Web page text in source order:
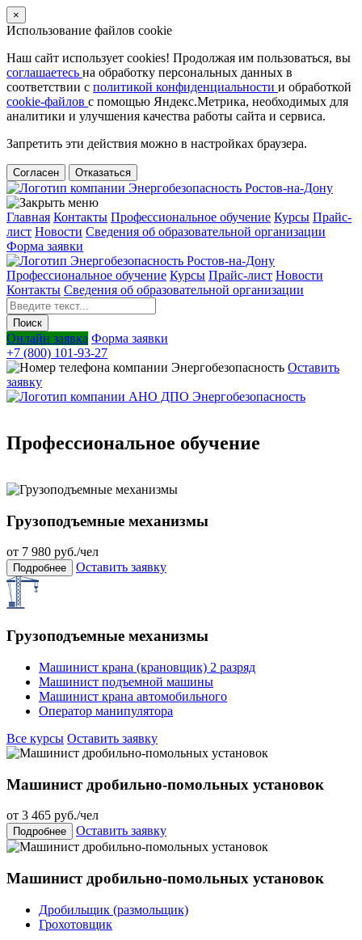
×
Использование файлов cookie
Наш сайт использует cookies! Продолжая им пользоваться, вы
соглашаетесь на обработку персональных данных в
соответствии с политикой конфиденциальности и обработкой
cookie-файлов с помощью Яндекс.Метрика, необходимых для
аналитики и улучшения качества работы сайта и сервиса.
Запретить эти действия можно в настройках браузера.
Согласен Отказаться
Главная Контакты Профессиональное обучение Курсы Прайс-
лист Новости Cведения об образовательной организации
Форма заявки
Профессиональное обучение Курсы Прайс-лист Новости
Контакты Cведения об образовательной организации
Онлайн заявка Форма заявки
+7 (800) 101-93-27
Оставить
заявку
Профессиональное обучение
Грузоподъемные механизмы
от 7 980 руб./чел
Подробнее Оставить заявку
Грузоподъемные механизмы
Машинист крана (крановщик) 2 разряд
Машинист подъемной машины
Машинист крана автомобильного
Оператор манипулятора
Все курсы Оставить заявку
Машинист дробильно-помольных установок
от 3 465 руб./чел
Подробнее Оставить заявку
Машинист дробильно-помольных установок
Дробильщик (размольщик)
Грохотовщик